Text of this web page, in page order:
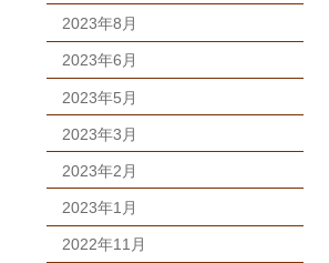
2023年8月
2023年6月
2023年5月
2023年3月
2023年2月
2023年1月
2022年11月